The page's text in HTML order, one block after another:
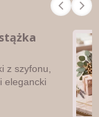
z szyfonu,
elegancki